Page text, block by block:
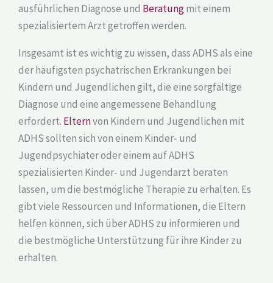
ausführlichen Diagnose und Beratungmit einem
spezialisiertem Arzt getroffen werden.
Insgesamt ist es wichtig zu wissen, dass ADHS als eine
der häufigsten psychatrischen Erkrankungen bei
Kindern und Jugendlichen gilt, die eine sorgfältige
Diagnose und eine angemessene Behandlung
erfordert. Elternvon Kindern und Jugendlichen mit
ADHS sollten sich von einem Kinder- und
Jugendpsychiater oder einem auf ADHS
spezialisierten Kinder- und Jugendarzt beraten
lassen, um die bestmögliche Therapie zu erhalten. Es
gibt viele Ressourcen und Informationen, die Eltern
helfen können, sich über ADHS zu informieren und
die bestmögliche Unterstützung für ihre Kinder zu
erhalten.